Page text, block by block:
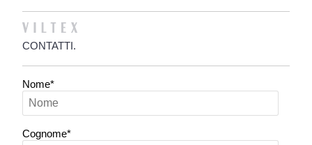
CONTATTI.
Nome*
Cognome*